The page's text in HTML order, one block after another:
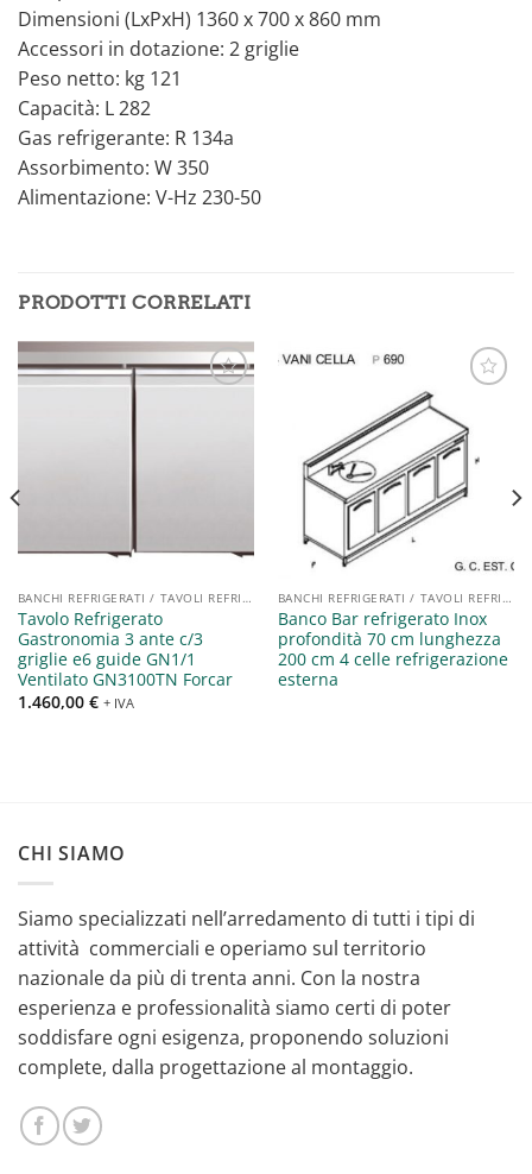
Dimensioni (LxPxH) 1360 x 700 x 860 mm
Accessori in dotazione: 2 griglie
Peso netto: kg 121
Capacità: L 282
Gas refrigerante: R 134a
Assorbimento: W 350
Alimentazione: V-Hz 230-50
PRODOTTI CORRELATI
BANCHI REFRIGERATI / TAVOLI REFRIGERATI / SALADETTE
Tavolo Refrigerato
Gastronomia 3 ante c/3
griglie e6 guide GN1/1
Ventilato GN3100TN Forcar
1.460,00 € + IVA
Aggiungi
alla lista
desideri
BANCHI REFRIGERATI / TAVOLI REFRIGERATI / SALADETTE
Banco Bar refrigerato Inox
profondità 70 cm lunghezza
200 cm 4 celle refrigerazione
esterna
CHI SIAMO
Siamo specializzati nell’arredamento di tutti i tipi di
attività commerciali e operiamo sul territorio
nazionale da più di trenta anni. Con la nostra
esperienza e professionalità siamo certi di poter
soddisfare ogni esigenza, proponendo soluzioni
complete, dalla progettazione al montaggio.